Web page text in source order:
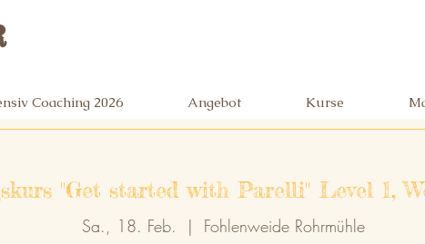
Coaching 2026 Angebot Kurse
"Get started with Parelli" Level 1,
Sa., 18. Feb.
  |
Fohlenweide Rohrmühle